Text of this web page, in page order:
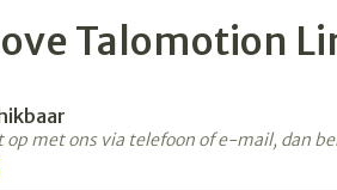
Talomotion
op met ons via telefoon of e-mail, dan